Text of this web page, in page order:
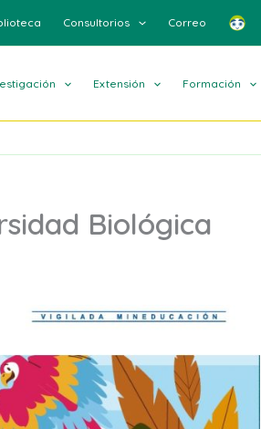
Consultorios Correo
Extensión Formación
Biológica